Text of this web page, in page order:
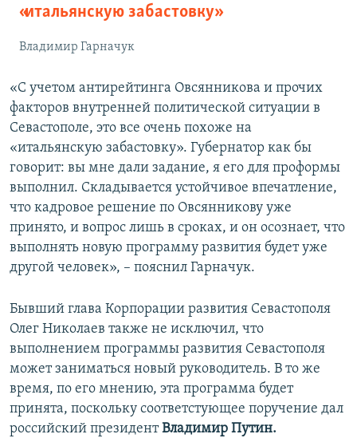
«итальянскую забастовку»
Владимир Гарначук
«С учетом антирейтинга Овсянникова и прочих
факторов внутренней политической ситуации в
Севастополе, это все очень похоже на
«итальянскую забастовку». Губернатор как бы
говорит: вы мне дали задание, я его для проформы
выполнил. Складывается устойчивое впечатление,
что кадровое решение по Овсянникову уже
принято, и вопрос лишь в сроках, и он осознает, что
выполнять новую программу развития будет уже
другой человек», – пояснил Гарначук.
Бывший глава Корпорации развития Севастополя
Олег Николаев также не исключил, что
выполнением программы развития Севастополя
может заниматься новый руководитель. В то же
время, по его мнению, эта программа будет
принята, поскольку соответстующее поручение дал
российский президентВладимир Путин.